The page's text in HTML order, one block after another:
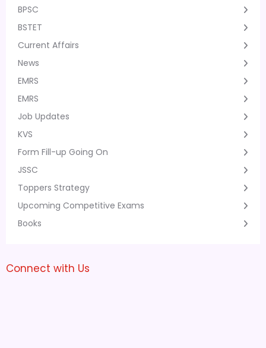
BPSC
BSTET
Current Affairs
News
EMRS
EMRS
Job Updates
KVS
Form Fill-up Going On
JSSC
Toppers Strategy
Upcoming Competitive Exams
Books
Connect with Us